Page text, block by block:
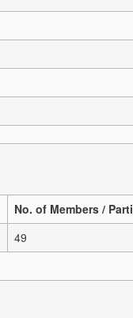
No. of Members /
49